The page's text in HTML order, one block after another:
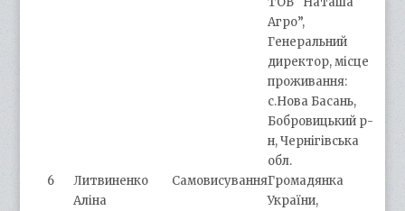
Агро”,
Генеральний
директор, місце
проживання:
с.Нова Басань,
Бобровицький р-
н, Чернігівська
обл.
6
Литвиненко
Аліна
СамовисуванняГромадянка
України,